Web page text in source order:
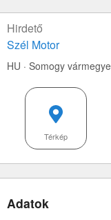
Hirdető
Szél Motor
HU · Somogy
Térkép
Adatok